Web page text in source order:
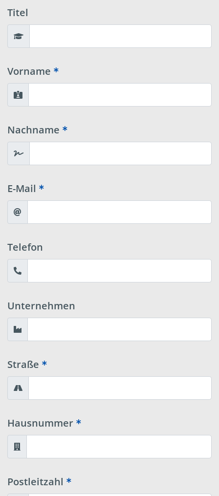
Titel
Vorname
Nachname
E-Mail
Telefon
Unternehmen
Straße
Hausnummer
Postleitzahl